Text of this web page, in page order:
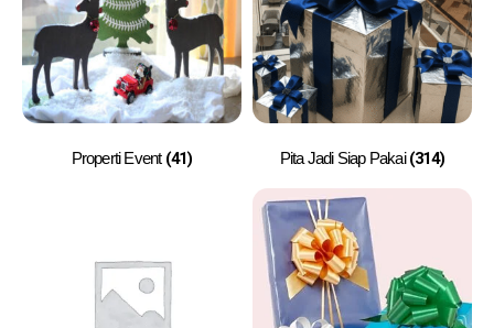
Properti Event (41) Pita Jadi Siap Pakai(314)